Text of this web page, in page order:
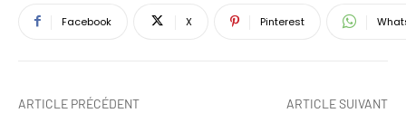
Facebook X Pinterest
ARTICLE PRÉCÉDENT ARTICLE SUIVANT